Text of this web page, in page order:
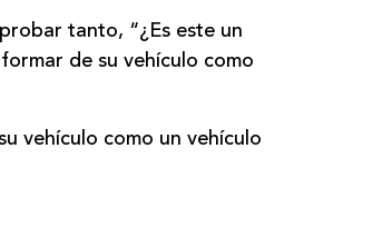
tanto, “¿Es este un
de su vehículo como
vehículo como un vehículo